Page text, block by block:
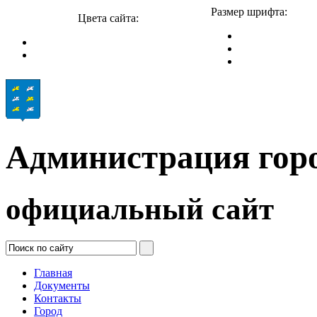
Цвета сайта:
Размер шрифта:
Администрация
официальный сайт
Главная
Документы
Контакты
Город